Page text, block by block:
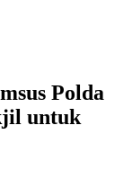
Polda
untuk